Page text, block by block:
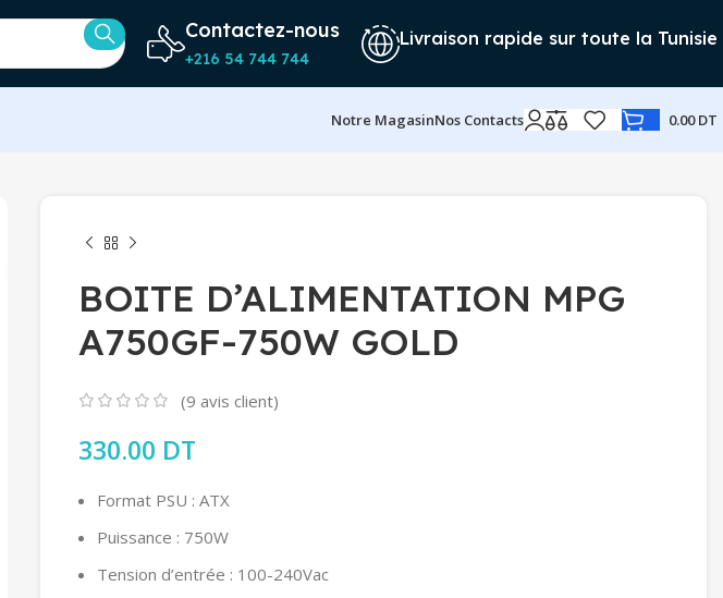
Contactez-nous
+216 54 744 744
Livraison rapide sur toute la Tunisie
Notre MagasinNos Contacts 0.00DT
BOITE D’ALIMENTATION MPG
A750GF-750W GOLD
(9 avis client)
330.00 DT
Format PSU : ATX
Puissance : 750W
Tension d’entrée : 100-240Vac